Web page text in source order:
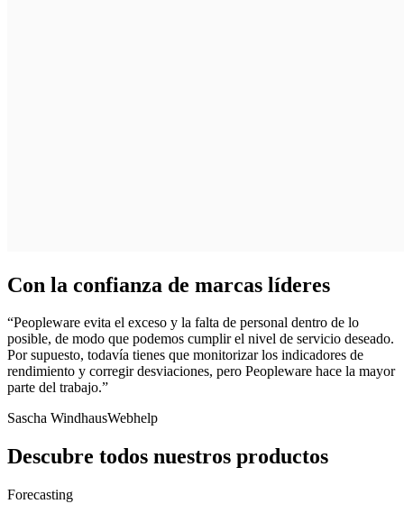
Con la confianza de marcas líderes
“Peopleware evita el exceso y la falta de personal dentro de lo
posible, de modo que podemos cumplir el nivel de servicio deseado.
Por supuesto, todavía tienes que monitorizar los indicadores de
rendimiento y corregir desviaciones, pero Peopleware hace la mayor
parte del trabajo.”
Sascha WindhausWebhelp
Descubre todos nuestros productos
Forecasting